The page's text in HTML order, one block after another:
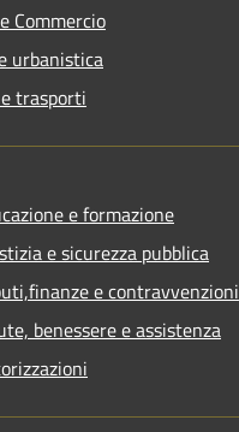
Commercio
urbanistica
trasporti
e formazione
e sicurezza pubblica
e contravvenzioni
benessere e assistenza